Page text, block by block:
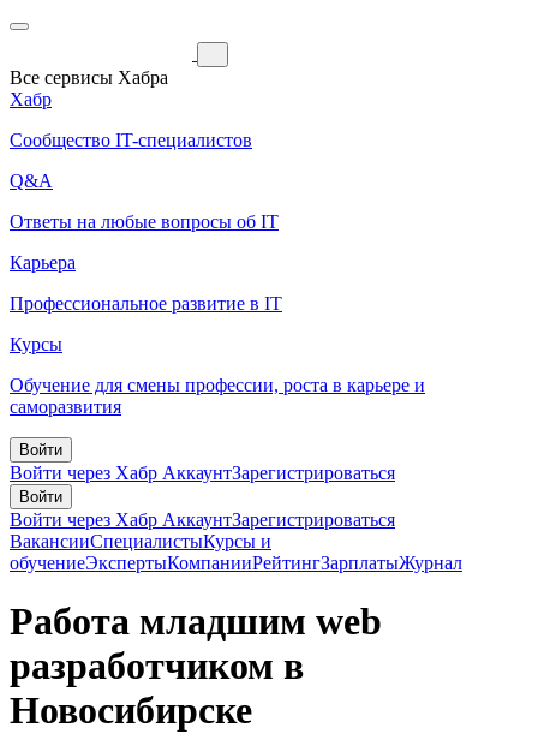
Все сервисы Хабра
Хабр
Сообщество IT-специалистов
Q&A
Ответы на любые вопросы об IT
Карьера
Профессиональное развитие в IT
Курсы
Обучение для смены профессии, роста в карьере и
саморазвития
Войти
Войти через Хабр АккаунтЗарегистрироваться
Войти
Войти через Хабр АккаунтЗарегистрироваться
ВакансииСпециалистыКурсы и
обучениеЭкспертыКомпанииРейтингЗарплатыЖурнал
Работа младшим web
разработчиком в
Новосибирске